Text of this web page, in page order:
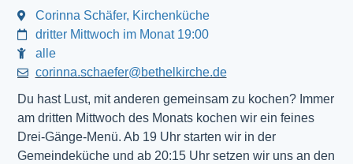
Corinna Schäfer, Kirchenküche
dritter Mittwoch im Monat 19:00
alle
corinna.schaefer@bethelkirche.de
Du hast Lust, mit anderen gemeinsam zu kochen? Immer
am dritten Mittwoch des Monats kochen wir ein feines
Drei-Gänge-Menü. Ab 19 Uhr starten wir in der
Gemeindeküche und ab 20:15 Uhr setzen wir uns an den